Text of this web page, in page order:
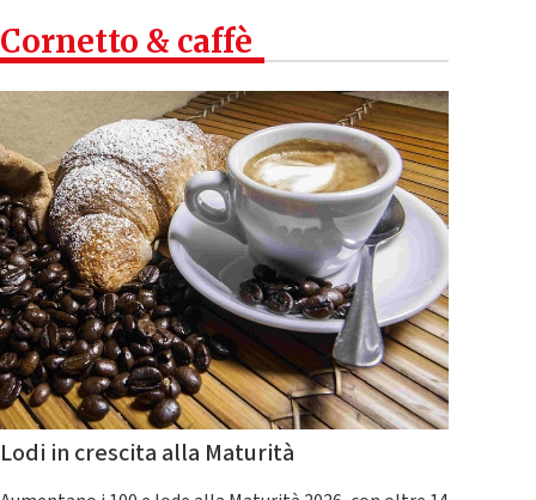
Cornetto & caffè
Lodi in crescita alla Maturità